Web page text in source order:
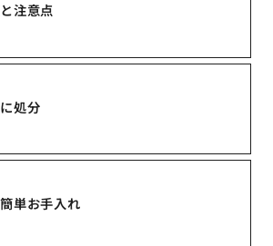
注意点
処分
単お手入れ